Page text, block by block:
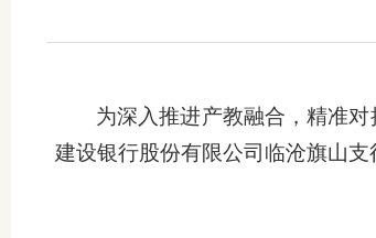
为深入推进产教融合，精准
建设银行股份有限公司临沧旗山